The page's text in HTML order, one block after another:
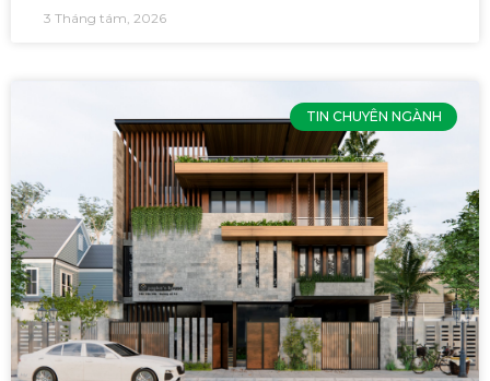
3 Tháng tám, 2026
TIN CHUYÊN NGÀNH